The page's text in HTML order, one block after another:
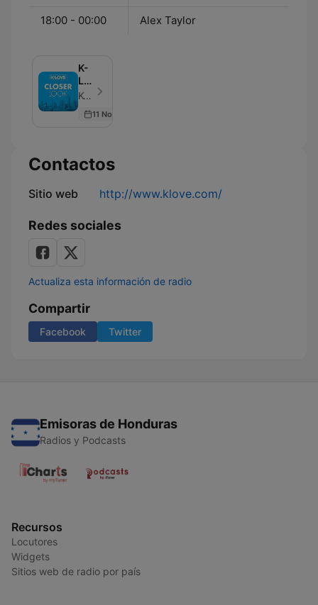
18:00 - 00:00 Alex Taylor
K-
LOVE
Closer
Podcast
K-LOVE Radio - Episodio 100
11 Nov 2021
Contactos
Sitio web http://www.klove.com/
Redes sociales
Actualiza esta información de radio
Compartir
Facebook Twitter
Emisoras de Honduras
Radios y Podcasts
Recursos
Locutores
Widgets
Sitios web de radio por país